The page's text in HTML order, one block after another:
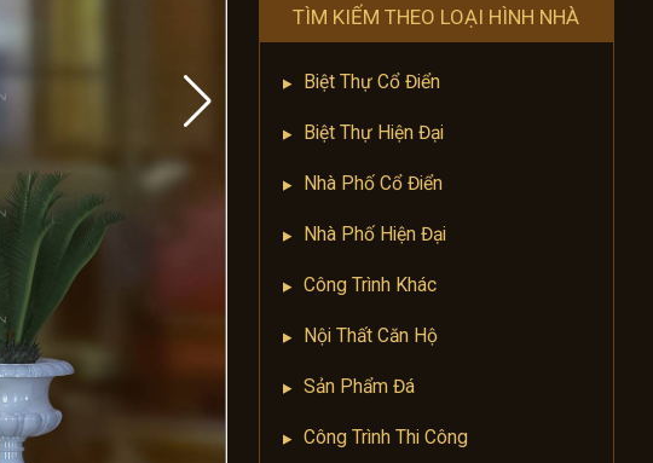
TÌM KIẾM THEO LOẠI HÌNH NHÀ
Biệt Thự Cổ Điển
Biệt Thự Hiện Đại
Nhà Phố Cổ Điển
Nhà Phố Hiện Đại
Công Trình Khác
Nội Thất Căn Hộ
Sản Phẩm Đá
Công Trình Thi Công